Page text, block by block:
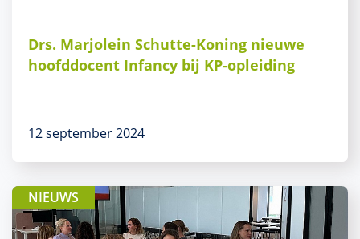
Drs. Marjolein Schutte-Koning nieuwe
hoofddocent Infancy bij KP-opleiding
12 september 2024
NIEUWS